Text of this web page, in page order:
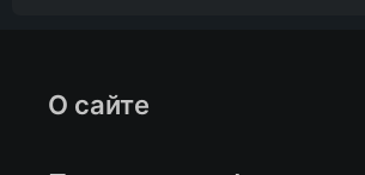
О сайте